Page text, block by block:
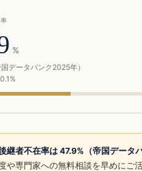
%
データバンク2025年）
継者不在率は 47.9%（帝国データ
や専門家への無料相談を早めにご